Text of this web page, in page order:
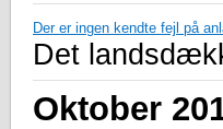
Der er ingen kendte fejl på
Det
Oktober